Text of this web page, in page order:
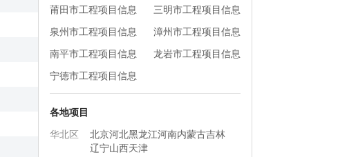
莆田市工程项目信息
三明市工程项目信息
泉州市工程项目信息
漳州市工程项目信息
南平市工程项目信息
龙岩市工程项目信息
宁德市工程项目信息
各地项目
华北区
北京河北黑龙江河南内蒙古吉林
辽宁山西天津